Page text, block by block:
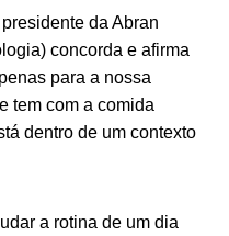
da Abran
concorda e afirma
para a nossa
tem com a comida
dentro de um contexto
a rotina de um dia